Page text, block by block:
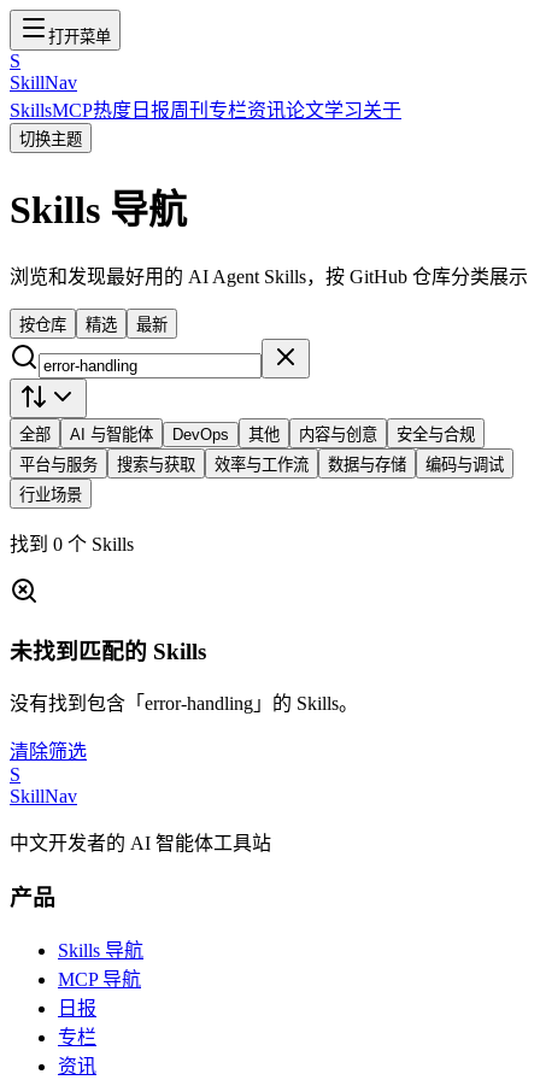
打开菜单
S
SkillNav
SkillsMCP热度 日报周刊 专栏资讯论文学习关于
切换主题
Skills 导航
浏览和发现最好用的 AI Agent Skills，按 GitHub 仓库分类展示
按仓库 精选 最新
全部 AI 与智能体 DevOps 其他 内容与创意
安全与合规
平台与服务
搜索与获取 效率与工作流 数据与存储
编码与调试
行业场景
找到 0 个 Skills
未找到匹配的 Skills
没有找到包含「error-handling」的 Skills。
清除筛选
S
SkillNav
中文开发者的 AI 智能体工具站
产品
Skills 导航
MCP 导航
日报
专栏
资讯